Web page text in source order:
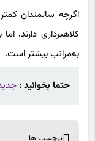
کلاهبرداری دارند،
به‌مراتب بیشتر است.